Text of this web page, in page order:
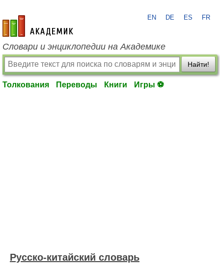
academic.ru
EN DE ES FR
Словари и энциклопедии на Академике
Найти!
Толкования Переводы Книги Игры ⚽
Русско-китайский словарь